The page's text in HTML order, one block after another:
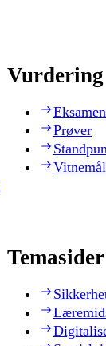
Vurdering
Eksamen
Prøver
Temasider